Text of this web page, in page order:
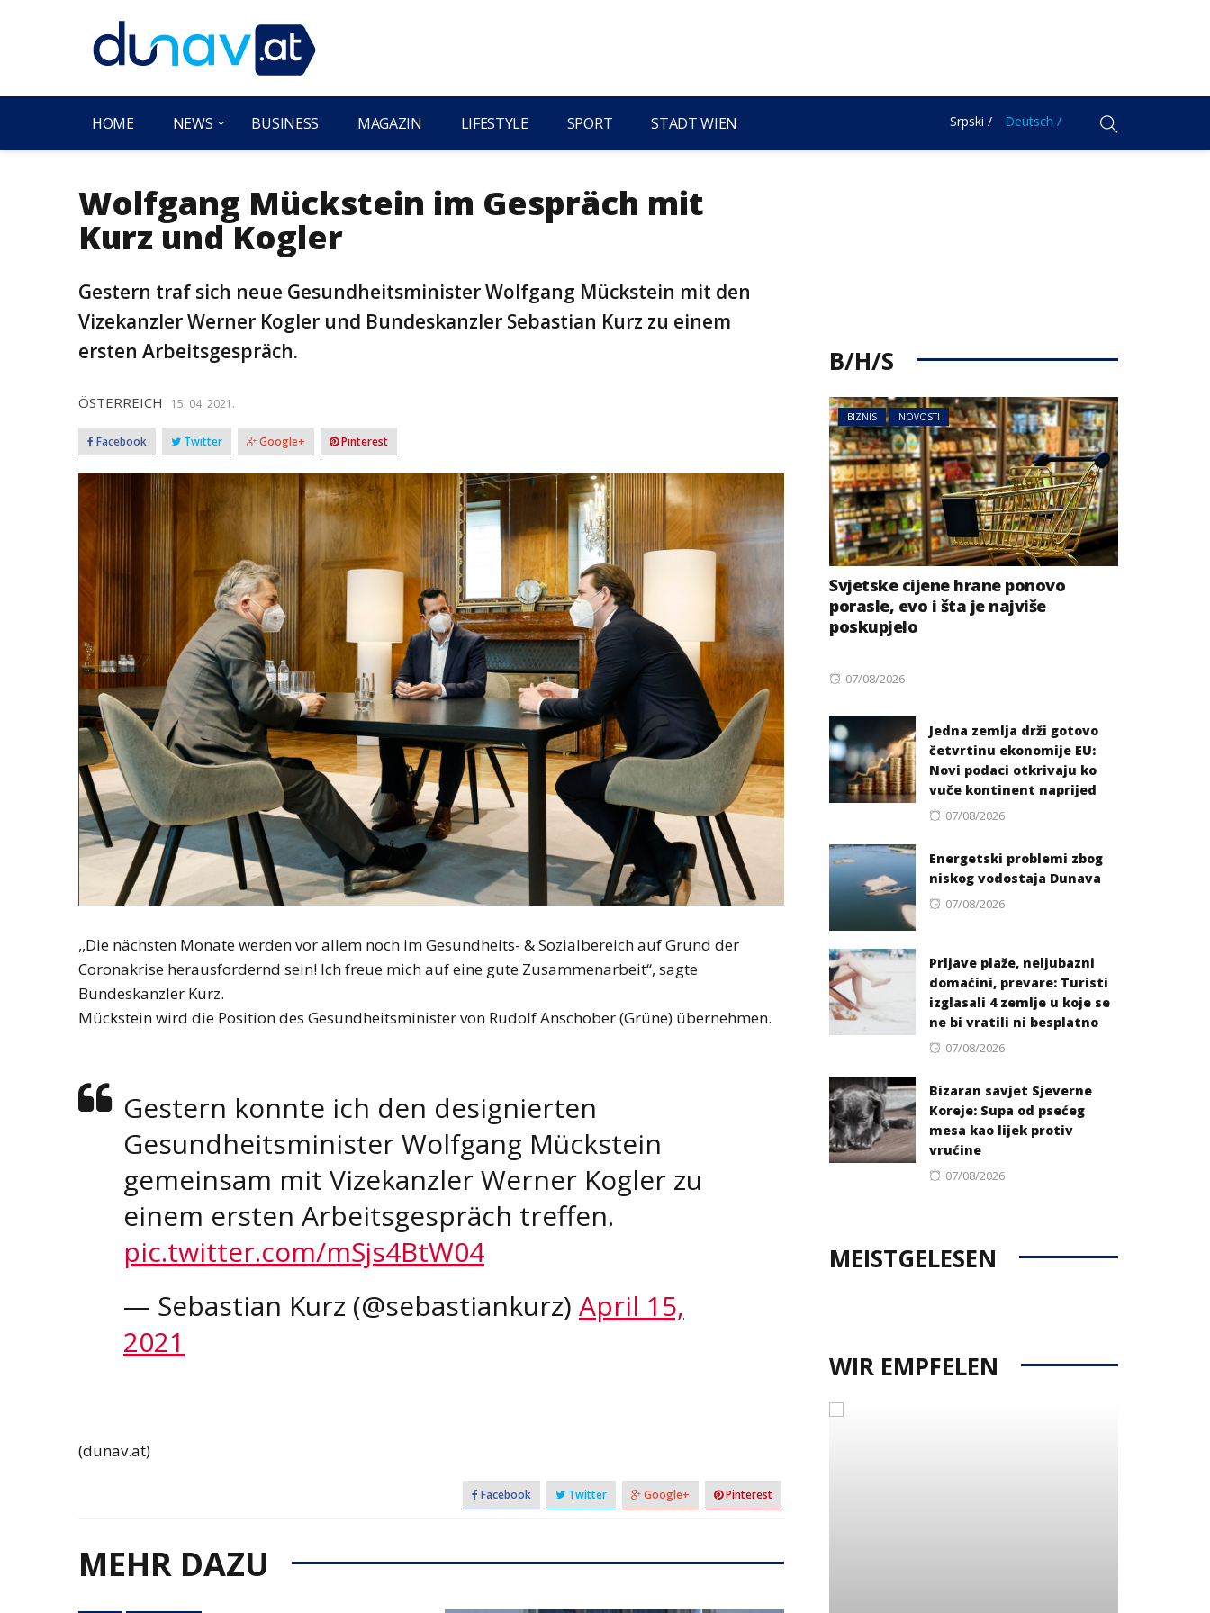
HOME NEWS BUSINESS MAGAZIN LIFESTYLE SPORT STADT WIEN Srpski / Deutsch /
Wolfgang Mückstein im Gespräch mit
Kurz und Kogler
Gestern traf sich neue Gesundheitsminister Wolfgang Mückstein mit den
Vizekanzler Werner Kogler und Bundeskanzler Sebastian Kurz zu einem
ersten Arbeitsgespräch.
ÖSTERREICH 15. 04. 2021.
Facebook Twitter Google+ Pinterest
,,Die nächsten Monate werden vor allem noch im Gesundheits- & Sozialbereich auf Grund der
Coronakrise herausfordernd sein! Ich freue mich auf eine gute Zusammenarbeit“, sagte
Bundeskanzler Kurz.
Mückstein wird die Position des Gesundheitsminister von Rudolf Anschober (Grüne) übernehmen.
Gestern konnte ich den designierten
Gesundheitsminister Wolfgang Mückstein
gemeinsam mit Vizekanzler Werner Kogler zu
einem ersten Arbeitsgespräch treffen.
pic.twitter.com/mSjs4BtW04
— Sebastian Kurz (@sebastiankurz) April 15,
2021
(dunav.at)
Facebook Twitter Google+ Pinterest
MEHR DAZU
B/H/S
BIZNIS NOVOSTI
Svjetske cijene hrane ponovo
porasle, evo i šta je najviše
poskupjelo
Posted
07/08/2026
Jedna zemlja drži gotovo
četvrtinu ekonomije EU:
Novi podaci otkrivaju ko
vuče kontinent naprijed
Posted
07/08/2026
Energetski problemi zbog
niskog vodostaja Dunava
Posted
07/08/2026
Prljave plaže, neljubazni
domaćini, prevare: Turisti
izglasali 4 zemlje u koje se
ne bi vratili ni besplatno
Posted
07/08/2026
Bizaran savjet Sjeverne
Koreje: Supa od psećeg
mesa kao lijek protiv
vrućine
Posted
07/08/2026
MEISTGELESEN
WIR EMPFELEN